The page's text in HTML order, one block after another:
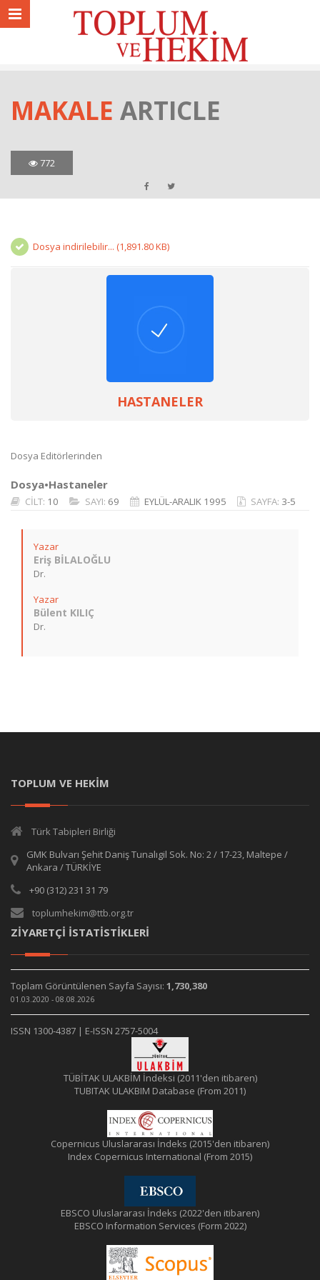
MAKALE ARTICLE
772
Dosya indirilebilir... (1,891.80 KB)
HASTANELER
Dosya Editörlerinden
Dosya•Hastaneler
CİLT: 10 SAYI: 69 EYLÜL-ARALIK 1995 SAYFA: 3-5
Yazar
Eriş BİLALOĞLU
Dr.
Yazar
Bülent KILIÇ
Dr.
TOPLUM VE HEKİM
Türk Tabipleri Birliği
GMK Bulvarı Şehit Daniş Tunalıgil Sok. No: 2 / 17-23, Maltepe /
Ankara / TÜRKİYE
+90 (312) 231 31 79
toplumhekim@ttb.org.tr
ZİYARETÇİ İSTATİSTİKLERİ
Toplam Görüntülenen Sayfa Sayısı: 1,730,380
01.03.2020 - 08.08.2026
ISSN 1300-4387 | E-ISSN 2757-5004
TÜBİTAK ULAKBİM İndeksi (2011'den itibaren)
TUBITAK ULAKBIM Database (From 2011)
Copernicus Uluslararası İndeks (2015'den itibaren)
Index Copernicus International (From 2015)
EBSCO Uluslararası İndeks (2022'den itibaren)
EBSCO Information Services (Form 2022)